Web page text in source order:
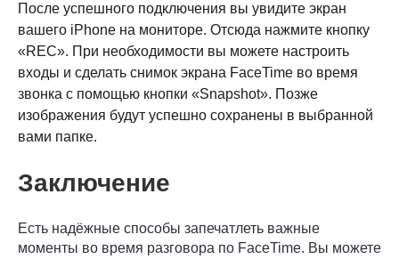
Шаг 3.
После успешного подключения вы увидите экран
вашего iPhone на мониторе. Отсюда нажмите кнопку
«REC». При необходимости вы можете настроить
входы и сделать снимок экрана FaceTime во время
звонка с помощью кнопки «Snapshot». Позже
изображения будут успешно сохранены в выбранной
вами папке.
Заключение
Есть надёжные способы запечатлеть важные
моменты во время разговора по FaceTime. Вы можете